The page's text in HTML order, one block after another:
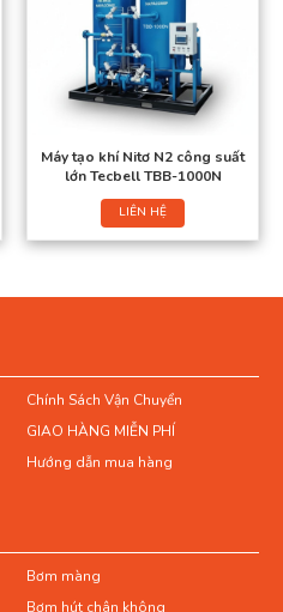
Máy tạo khí Nitơ N2 công suất
lớn Tecbell TBB-1000N
LIÊN HỆ
Chính Sách Vận Chuyển
GIAO HÀNG MIỄN PHÍ
Hướng dẫn mua hàng
Bơm màng
Bơm hút chân không